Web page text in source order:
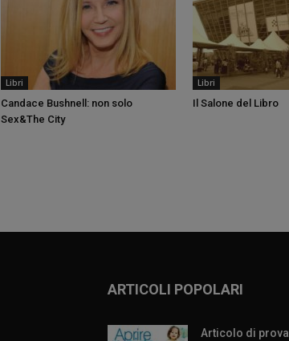
Libri
Candace Bushnell: non solo
Sex&The City
Libri
Il Salone del Libro
ARTICOLI POPOLARI
Articolo di prova